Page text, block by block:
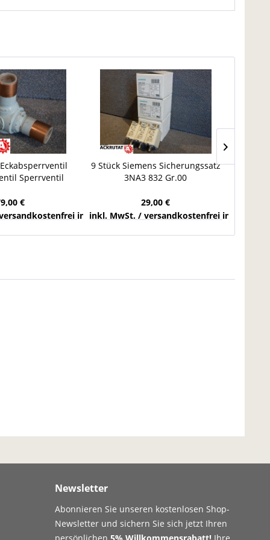
Sperrventil
€
innerhalb Deutschlands
9 Stück Siemens Sicherungssatz
3NA3 832 Gr.00
29,00 €
inkl. MwSt. / versandkostenfrei innerhalb
Newsletter
Abonnieren Sie unseren kostenlosen Shop-
Newsletter und sichern Sie sich jetzt Ihren